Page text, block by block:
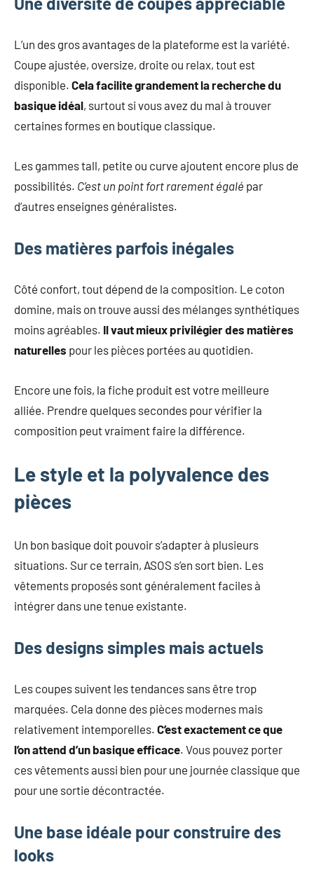
L’un des gros avantages de la plateforme est la variété.
Coupe ajustée, oversize, droite ou relax, tout est
disponible. Cela facilite grandement la recherche du
basique idéal, surtout si vous avez du mal à trouver
certaines formes en boutique classique.
Les gammes tall, petite ou curve ajoutent encore plus de
possibilités. C’est un point fort rarement égalé par
d’autres enseignes généralistes.
Des matières parfois inégales
Côté confort, tout dépend de la composition. Le coton
domine, mais on trouve aussi des mélanges synthétiques
moins agréables. Il vaut mieux privilégier des matières
naturelles pour les pièces portées au quotidien.
Encore une fois, la fiche produit est votre meilleure
alliée. Prendre quelques secondes pour vérifier la
composition peut vraiment faire la différence.
Le style et la polyvalence des
pièces
Un bon basique doit pouvoir s’adapter à plusieurs
situations. Sur ce terrain, ASOS s’en sort bien. Les
vêtements proposés sont généralement faciles à
intégrer dans une tenue existante.
Des designs simples mais actuels
Les coupes suivent les tendances sans être trop
marquées. Cela donne des pièces modernes mais
relativement intemporelles. C’est exactement ce que
l’on attend d’un basique efficace. Vous pouvez porter
ces vêtements aussi bien pour une journée classique que
pour une sortie décontractée.
Une base idéale pour construire des
looks